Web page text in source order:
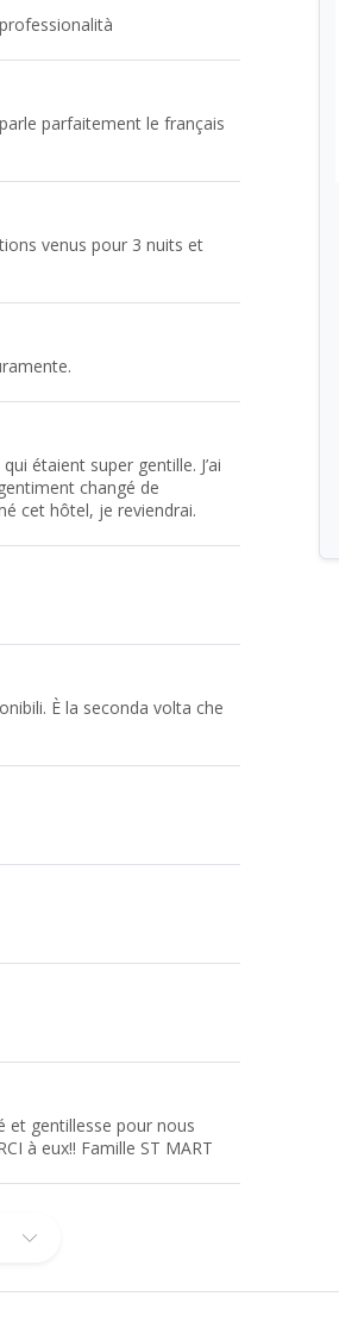
parfaitement le français
venus pour 3 nuits et
étaient super gentille. J’ai
changé de
cet hôtel, je reviendrai.
È la seconda volta che
et gentillesse pour nous
à eux!! Famille ST MART